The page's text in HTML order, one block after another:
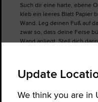
Such dir eine harte, ebene
kleb ein leeres Blatt Papier
Wand. Leg deinen Fuß auf
zwar so, dass deine Ferse
Wand anliegt. Stell dich
Update
We think you are in